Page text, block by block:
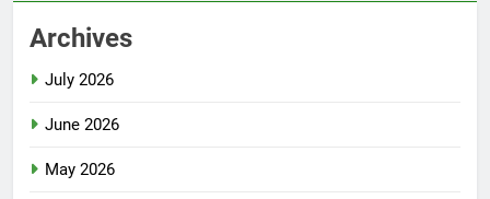
Archives
July 2026
June 2026
May 2026